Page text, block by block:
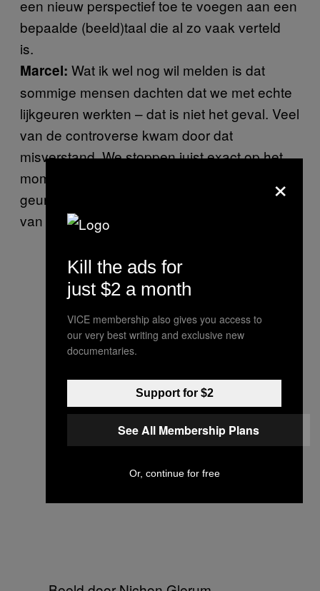
een nieuw perspectief toe te voegen aan een
bepaalde (beeld)taal die al zo vaak verteld
is.
Marcel: Wat ik wel nog wil melden is dat
sommige mensen dachten dat we met echte
lijkgeuren werkten – dat is niet het geval. Veel
van de controverse kwam door dat
misverstand. We stoppen juist exact op het
moment van sterven zelf. Je maakt de
geuren mee tijdens het leven en die zijn niet
van het lijk zelf afgehaald.
×
Kill the ads for
just $2 a month
VICE membership also gives you access to
our very best writing and exclusive new
documentaries.
Support for $2
See All Membership Plans
Or, continue for free